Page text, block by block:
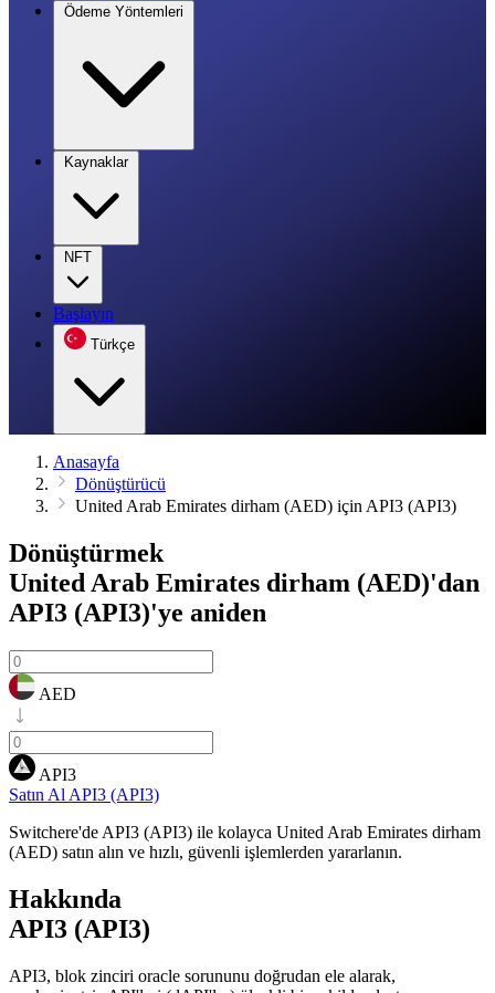
Ödeme Yöntemleri
Kaynaklar
NFT
Başlayın
Türkçe
Anasayfa
Dönüştürücü
United Arab Emirates dirham (AED) için API3 (API3)
Dönüştürmek
United Arab Emirates dirham (AED)'dan
API3 (API3)'ye aniden
AED
API3
Satın Al API3 (API3)
Switchere'de API3 (API3) ile kolayca United Arab Emirates dirham
(AED) satın alın ve hızlı, güvenli işlemlerden yararlanın.
Hakkında
API3 (API3)
API3, blok zinciri oracle sorununu doğrudan ele alarak,